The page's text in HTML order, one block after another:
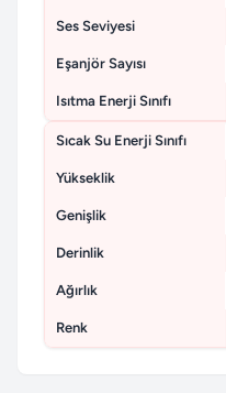
Ses Seviyesi
Eşanjör Sayısı
Isıtma Enerji Sınıfı
Sıcak Su Enerji Sınıfı
Yükseklik
Genişlik
Derinlik
Ağırlık
Renk